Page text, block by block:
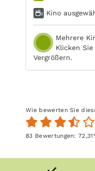
Kino
Mehrere
Klicken
Vergrößern.
Wie bewerten Sie
83 Bewertungen:72,31